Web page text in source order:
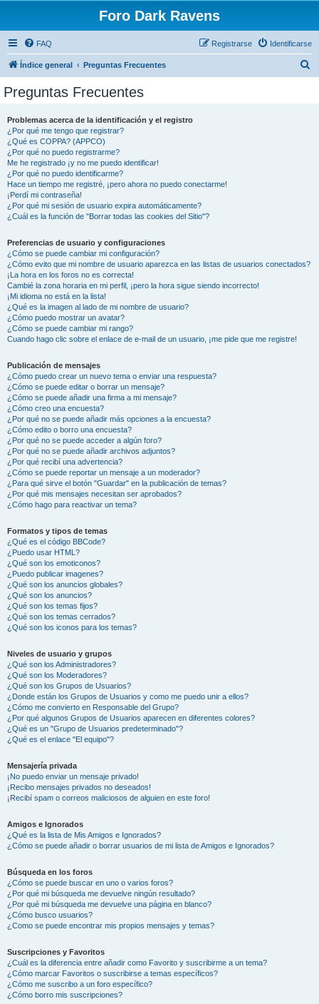
Foro Dark Ravens
FAQ Identificarse
Registrarse
Índice general Preguntas Frecuentes
Preguntas Frecuentes
Problemas acerca de la identificación y el registro
¿Por qué me tengo que registrar?
¿Qué es COPPA? (APPCO)
¿Por qué no puedo registrarme?
Me he registrado ¡y no me puedo identificar!
¿Por qué no puedo identificarme?
Hace un tiempo me registré, ¡pero ahora no puedo conectarme!
¡Perdí mi contraseña!
¿Por qué mi sesión de usuario expira automáticamente?
¿Cuál es la función de "Borrar todas las cookies del Sitio"?
Preferencias de usuario y configuraciones
¿Cómo se puede cambiar mi configuración?
¿Cómo evito que mi nombre de usuario aparezca en las listas de usuarios conectados?
¡La hora en los foros no es correcta!
Cambié la zona horaria en mi perfil, ¡pero la hora sigue siendo incorrecto!
¡Mi idioma no está en la lista!
¿Qué es la imagen al lado de mi nombre de usuario?
¿Cómo puedo mostrar un avatar?
¿Cómo se puede cambiar mi rango?
Cuando hago clic sobre el enlace de e-mail de un usuario, ¡me pide que me registre!
Publicación de mensajes
¿Cómo puedo crear un nuevo tema o enviar una respuesta?
¿Cómo se puede editar o borrar un mensaje?
¿Cómo se puede añadir una firma a mi mensaje?
¿Cómo creo una encuesta?
¿Por qué no se puede añadir más opciones a la encuesta?
¿Cómo edito o borro una encuesta?
¿Por qué no se puede acceder a algún foro?
¿Por qué no se puede añadir archivos adjuntos?
¿Por qué recibí una advertencia?
¿Cómo se puede reportar un mensaje a un moderador?
¿Para qué sirve el botón "Guardar" en la publicación de temas?
¿Por qué mis mensajes necesitan ser aprobados?
¿Cómo hago para reactivar un tema?
Formatos y tipos de temas
¿Qué es el código BBCode?
¿Puedo usar HTML?
¿Qué son los emoticonos?
¿Puedo publicar imagenes?
¿Qué son los anuncios globales?
¿Qué son los anuncios?
¿Qué son los temas fijos?
¿Qué son los temas cerrados?
¿Qué son los iconos para los temas?
Niveles de usuario y grupos
¿Qué son los Administradores?
¿Qué son los Moderadores?
¿Qué son los Grupos de Usuarios?
¿Donde están los Grupos de Usuarios y como me puedo unir a ellos?
¿Cómo me convierto en Responsable del Grupo?
¿Por qué algunos Grupos de Usuarios aparecen en diferentes colores?
¿Qué es un "Grupo de Usuarios predeterminado"?
¿Qué es el enlace "El equipo"?
Mensajería privada
¡No puedo enviar un mensaje privado!
¡Recibo mensajes privados no deseados!
¡Recibí spam o correos maliciosos de alguien en este foro!
Amigos e Ignorados
¿Qué es la lista de Mis Amigos e Ignorados?
¿Cómo se puede añadir o borrar usuarios de mi lista de Amigos e Ignorados?
Búsqueda en los foros
¿Cómo se puede buscar en uno o varios foros?
¿Por qué mi búsqueda me devuelve ningún resultado?
¿Por qué mi búsqueda me devuelve una página en blanco?
¿Cómo busco usuarios?
¿Como se puede encontrar mis propios mensajes y temas?
Suscripciones y Favoritos
¿Cuál es la diferencia entre añadir como Favorito y suscribirme a un tema?
¿Cómo marcar Favoritos o suscribirse a temas específicos?
¿Cómo me suscribo a un foro específico?
¿Cómo borro mis suscripciones?